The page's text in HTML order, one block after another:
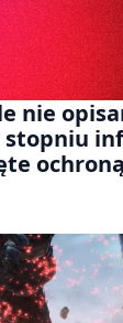
nie
stopniu
żąda